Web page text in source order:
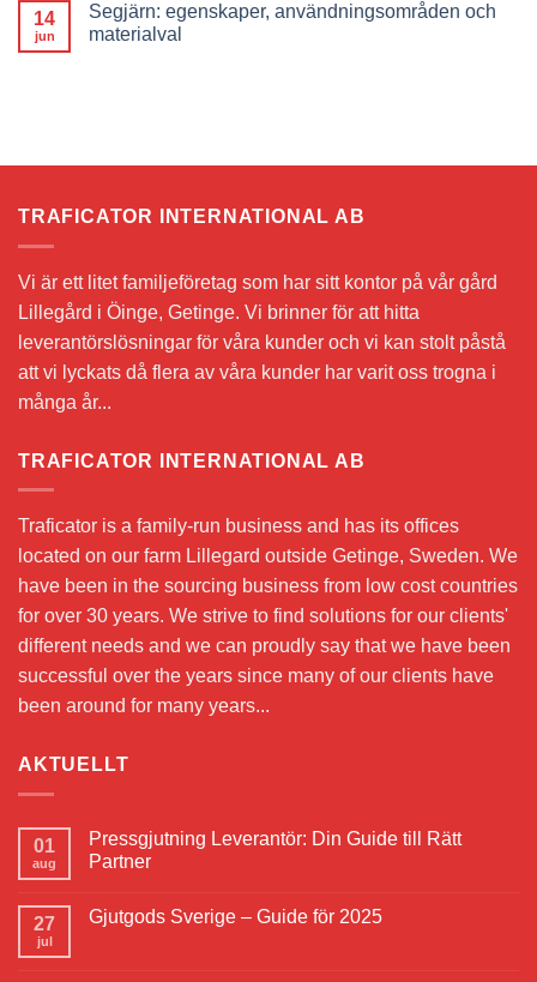
14
jun
Segjärn: egenskaper, användningsområden och
materialval
TRAFICATOR INTERNATIONAL AB
Vi är ett litet familjeföretag som har sitt kontor på vår gård
Lillegård i Öinge, Getinge. Vi brinner för att hitta
leverantörslösningar för våra kunder och vi kan stolt påstå
att vi lyckats då flera av våra kunder har varit oss trogna i
många år...
TRAFICATOR INTERNATIONAL AB
Traficator is a family-run business and has its offices
located on our farm Lillegard outside Getinge, Sweden. We
have been in the sourcing business from low cost countries
for over 30 years. We strive to find solutions for our clients'
different needs and we can proudly say that we have been
successful over the years since many of our clients have
been around for many years...
AKTUELLT
01
aug
Pressgjutning Leverantör: Din Guide till Rätt
Partner
27
jul
Gjutgods Sverige – Guide för 2025